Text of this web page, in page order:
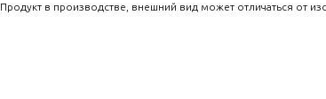
Продукт в производстве, внешний вид может отличаться от